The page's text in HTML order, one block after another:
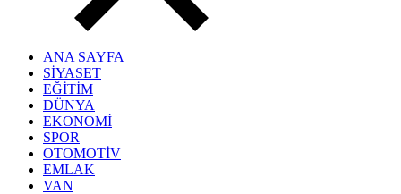
ANA SAYFA
SİYASET
EĞİTİM
DÜNYA
EKONOMİ
SPOR
OTOMOTİV
EMLAK
VAN